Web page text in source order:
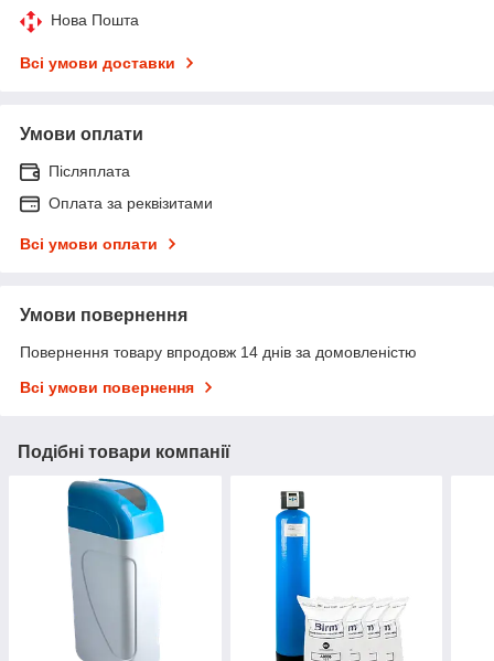
Нова Пошта
Всі умови доставки
Умови оплати
Післяплата
Оплата за реквізитами
Всі умови оплати
Умови повернення
Повернення товару впродовж 14 днів за домовленістю
Всі умови повернення
Подібні товари компанії